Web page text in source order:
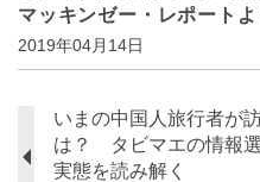
マッキンゼー・レポートよ
2019年04月14日
いまの中国人旅行者が
は？ タビマエの情報
実態を読み解く